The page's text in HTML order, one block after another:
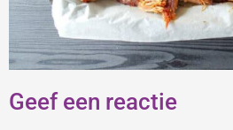
Geef een reactie